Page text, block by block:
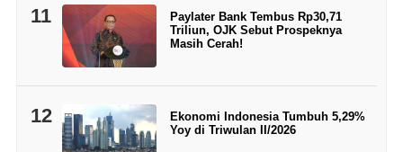
11
Paylater Bank Tembus Rp30,71
Triliun, OJK Sebut Prospeknya
Masih Cerah!
12
Ekonomi Indonesia Tumbuh 5,29%
Yoy di Triwulan II/2026